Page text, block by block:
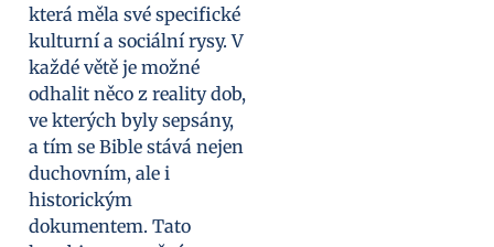
která měla své specifické
kulturní a sociální rysy. V
každé větě je možné
odhalit něco z reality dob,
ve kterých byly sepsány,
a tím se Bible stává nejen
duchovním, ale i
historickým
dokumentem. Tato